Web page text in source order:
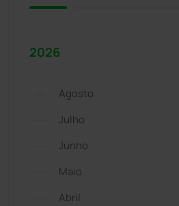
2026
Agosto
Julho
Junho
Maio
Abril